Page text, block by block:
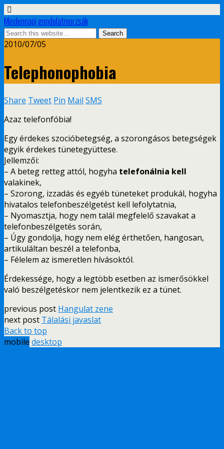
Mindennapi gondolatmorzsák
2010/07/05
Telephonophobia
Share Tweet Pin Mail SMS
Azaz telefonfóbia!
Egy érdekes szocióbetegség, a szorongásos betegségek
egyik érdekes tünetegyüttese.
Jellemzői:
– A beteg retteg attól, hogyha telefonálnia kell
valakinek,
– Szorong, izzadás és egyéb tüneteket produkál, hogyha
hivatalos telefonbeszélgetést kell lefolytatnia,
– Nyomasztja, hogy nem talál megfelelő szavakat a
telefonbeszélgetés során,
– Úgy gondolja, hogy nem elég érthetően, hangosan,
artikuláltan beszél a telefonba,
– Félelem az ismeretlen hívásoktól.
Érdekessége, hogy a legtöbb esetben az ismerősökkel
való beszélgetéskor nem jelentkezik ez a tünet.
previous post Hangulat zene
next post Tálalási javaslat
Back to top
mobile desktop